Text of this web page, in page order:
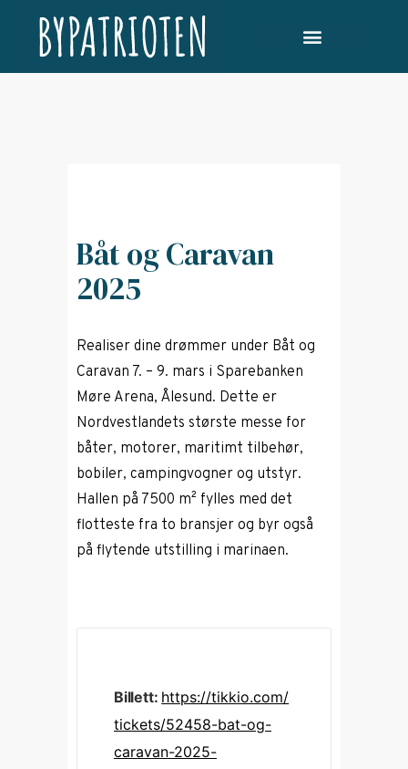
Båt og Caravan
2025
Realiser dine drømmer under Båt og
Caravan 7. – 9. mars i Sparebanken
Møre Arena, Ålesund. Dette er
Nordvestlandets største messe for
båter, motorer, maritimt tilbehør,
bobiler, campingvogner og utstyr.
Hallen på 7500 m² fylles med det
flotteste fra to bransjer og byr også
på flytende utstilling i marinaen.
Billett: https://tikkio.com/
tickets/52458-bat-og-
caravan-2025-